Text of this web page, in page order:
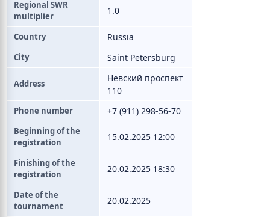
Regional SWR
multiplier
1.0
Country Russia
City Saint Petersburg
Address
Невский проспект
110
Phone number +7 (911) 298-56-70
Beginning of the
registration
15.02.2025 12:00
Finishing of the
registration
20.02.2025 18:30
Date of the
tournament
20.02.2025